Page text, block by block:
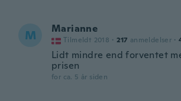
M Marianne
Tilmeldt 2018 · 217 anmeldelser ·
Lidt mindre end forventet
prisen
for ca. 5 år siden